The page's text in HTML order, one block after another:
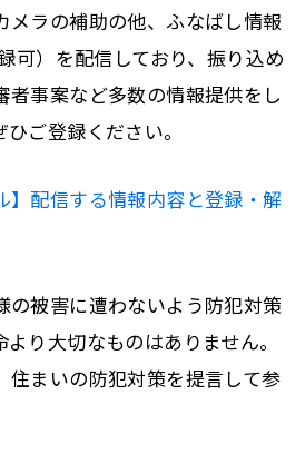
メラの補助の他、ふなばし情報
可）を配信しており、振り込め
者事案など多数の情報提供をし
ご登録ください。
】配信する情報内容と登録・解
の被害に遭わないよう防犯対策
り大切なものはありません。
住まいの防犯対策を提言して参